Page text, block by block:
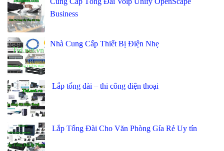
Business
Nhà Cung Cấp Thiết Bị Điện Nhẹ
Lắp tổng đài – thi công điện thoại
Lắp Tổng Đài Cho Văn Phòng Gía Rẻ Uy tín